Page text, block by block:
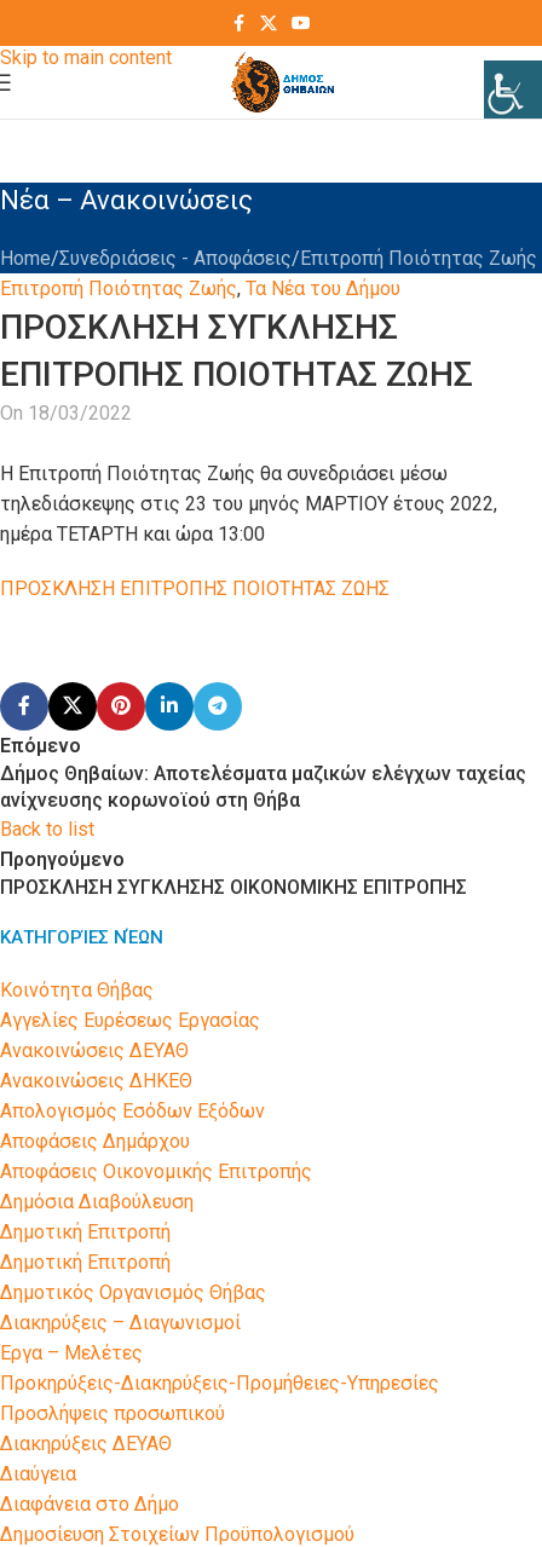
Skip to main content
Νέα – Ανακοινώσεις
Home Συνεδριάσεις - Αποφάσεις Επιτροπή Ποιότητας Ζωής
Επιτροπή Ποιότητας Ζωής, Τα Νέα του Δήμου
ΠΡΟΣΚΛΗΣΗ ΣΥΓΚΛΗΣΗΣ
ΕΠΙΤΡΟΠΗΣ ΠΟΙΟΤΗΤΑΣ ΖΩΗΣ
On 18/03/2022
Η Επιτροπή Ποιότητας Ζωής θα συνεδριάσει μέσω
τηλεδιάσκεψης στις 23 του μηνός ΜΑΡΤΙΟΥ έτους 2022,
ημέρα ΤΕΤΑΡΤΗ και ώρα 13:00
ΠΡΟΣΚΛΗΣΗ ΕΠΙΤΡΟΠΗΣ ΠΟΙΟΤΗΤΑΣ ΖΩΗΣ
Επόμενο
Δήμος Θηβαίων: Aποτελέσματα μαζικών ελέγχων ταχείας
ανίχνευσης κορωνοϊού στη Θήβα
Back to list
Προηγούμενο
ΠΡΟΣΚΛΗΣΗ ΣΥΓΚΛΗΣΗΣ ΟΙΚΟΝΟΜΙΚΗΣ ΕΠΙΤΡΟΠΗΣ
ΚΑΤΗΓΟΡΊΕΣ ΝΈΩΝ
Kοινότητα Θήβας
Αγγελίες Ευρέσεως Εργασίας
Ανακοινώσεις ΔΕΥΑΘ
Ανακοινώσεις ΔΗΚΕΘ
Απολογισμός Εσόδων Εξόδων
Αποφάσεις Δημάρχου
Αποφάσεις Οικονομικής Επιτροπής
Δημόσια Διαβούλευση
Δημοτική Επιτροπή
Δημοτική Επιτροπή
Δημοτικός Οργανισμός Θήβας
Διακηρύξεις – Διαγωνισμοί
Έργα – Μελέτες
Προκηρύξεις-Διακηρύξεις-Προμήθειες-Υπηρεσίες
Προσλήψεις προσωπικού
Διακηρύξεις ΔΕΥΑΘ
Διαύγεια
Διαφάνεια στο Δήμο
Δημοσίευση Στοιχείων Προϋπολογισμού